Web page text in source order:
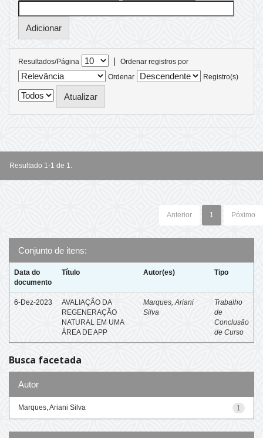
Resultados/Página |
Ordenar registros por
Ordenar
Registro(s)
Resultado 1-1 de 1.
Anterior 1 Póximo
Conjunto de itens:
Data do
documento
Título Autor(es) Tipo
6-Dez-2023
AVALIAÇÃO DA
REGENERAÇÃO
NATURAL EM UMA
ÁREA DE APP
Marques, Ariani
Silva
Trabalho
de
Conclusão
de Curso
Busca facetada
Autor
1
Marques, Ariani Silva